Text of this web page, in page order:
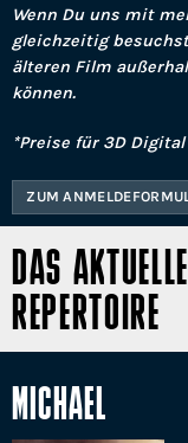
Wenn Du uns mit
gleichzeitig
älteren Film
können.
*Preise für 3D
ZUM
DAS
REPERTOIRE
MICHAEL